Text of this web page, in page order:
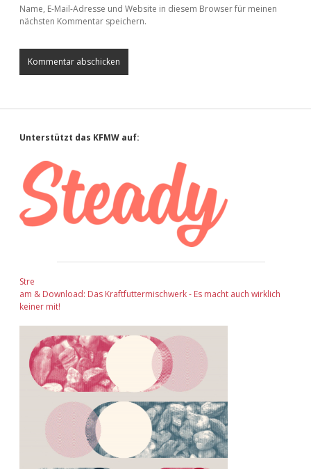
Name, E-Mail-Adresse und Website in diesem Browser für meinen
nächsten Kommentar speichern.
Sidebar
Unterstützt das KFMW auf:
Stre
am & Download: Das Kraftfuttermischwerk - Es macht auch wirklich
keiner mit!